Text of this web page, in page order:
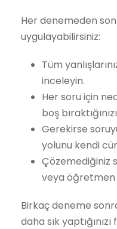
Her denemeden
uygulayabilirsiniz:
Tüm
inceleyin.
Her soru için
boş
Gerekirse
yolunu kendi
Çözemediğiniz
veya öğretmen
Birkaç deneme
daha sık